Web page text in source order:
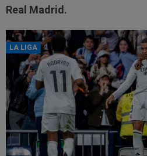
Real Madrid.
LA LIGA